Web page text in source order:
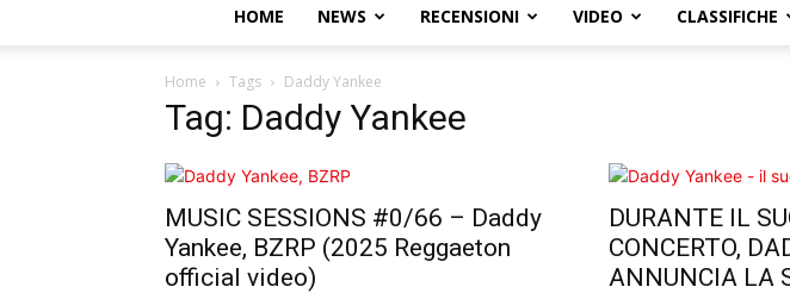
HOME NEWS RECENSIONI VIDEO CLASSIFICHE
Home Tags Daddy Yankee
Tag: Daddy Yankee
MUSIC SESSIONS #0/66 – Daddy
Yankee, BZRP (2025 Reggaeton
official video)
DURANTE IL
CONCERTO,
ANNUNCIA LA